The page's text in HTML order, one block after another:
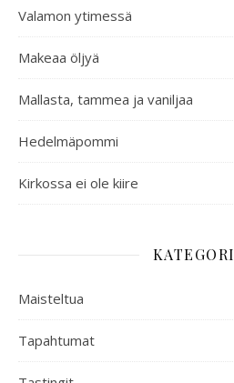
Valamon ytimessä
Makeaa öljyä
Mallasta, tammea ja vaniljaa
Hedelmäpommi
Kirkossa ei ole kiire
Maisteltua
Tapahtumat